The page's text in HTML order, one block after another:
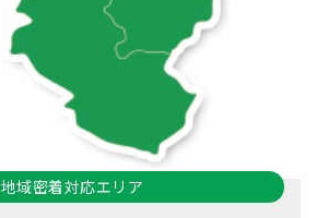
地域密着対応エリア